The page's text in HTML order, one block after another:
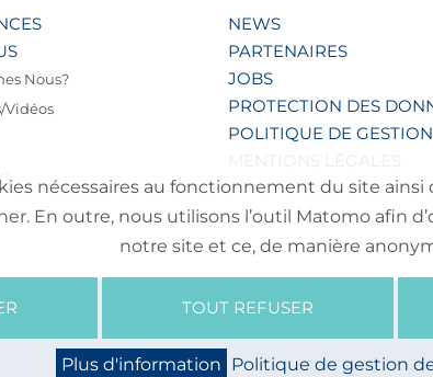
Nous?
Vidéos
NEWS
PARTENAIRES
JOBS
PROTECTION DES
POLITIQUE DE
MENTIONS LÉGALES
nécessaires au fonctionnement du site
En outre, nous utilisons l’outil Matomo afin
notre site et ce, de manière
TOUT REFUSER
Plus d'information Politique de gestion